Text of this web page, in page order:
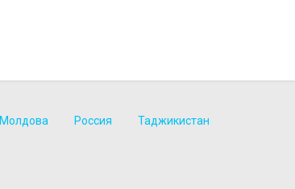
Молдова Россия Таджикистан